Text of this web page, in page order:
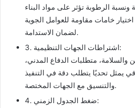
ونسبة الرطوبة تؤثر على مواد البناء
خامات مقاومة للعوامل الجوية
لضمان الاستدامة.
3. اشتراطات الجهات التنظيمية:
والسلامة، متطلبات الدفاع المدني،
يمثل تحديًا يتطلب دقة في التنفيذ
والتنسيق مع الجهات المختصة.
4. ضغط الجدول الزمني: